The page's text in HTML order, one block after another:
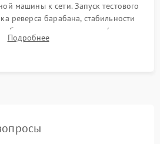
машины к сети. Запуск тестового
реверса барабана, стабильности
дренажного насоса (откачка
посторонних скрипов, стуков или
Подробнее